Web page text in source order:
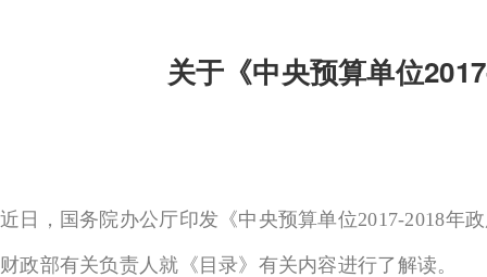
关于《中央预算单位
近日，国务院办公厅印发《中央预算单位2017-2018年
财政部有关负责人就《目录》有关内容进行了解读。